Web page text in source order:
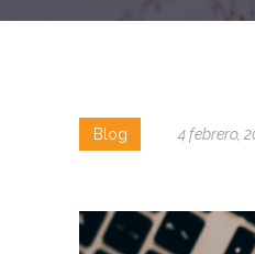
Blog 4 febrero,